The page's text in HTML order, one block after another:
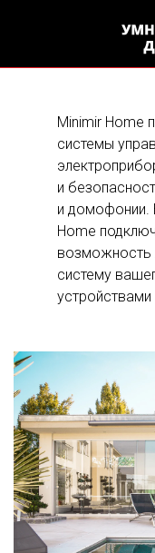
Minimir Home
системы
и
и домофонии.
Home
возможность
систему